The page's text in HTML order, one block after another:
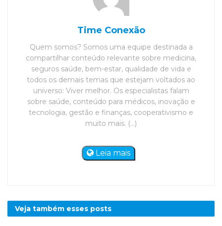
Time Conexão
Quem somos? Somos uma equipe destinada a
compartilhar conteúdo relevante sobre medicina,
seguros saúde, bem-estar, qualidade de vida e
todos os demais temas que estejam voltados ao
universo: Viver melhor. Os especialistas falam
sobre saúde, conteúdo para médicos, inovação e
tecnologia, gestão e finanças, cooperativismo e
muito mais. (...)
Leia mais
Veja também esses posts